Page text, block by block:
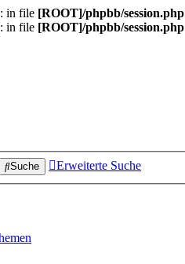
: in file [ROOT]/phpbb/session.php
: in file [ROOT]/phpbb/session.php
Suche Erweiterte Suche